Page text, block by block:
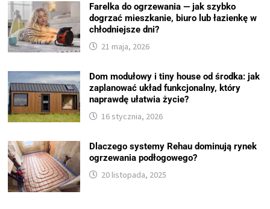
Farelka do ogrzewania — jak szybko
dogrzać mieszkanie, biuro lub łazienkę w
chłodniejsze dni?
21 maja, 2026
Dom modułowy i tiny house od środka: jak
zaplanować układ funkcjonalny, który
naprawdę ułatwia życie?
16 stycznia, 2026
Dlaczego systemy Rehau dominują rynek
ogrzewania podłogowego?
20 listopada, 2025